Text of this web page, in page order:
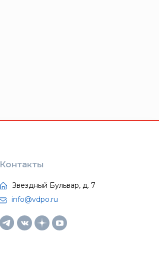
Контакты
Звездный Бульвар, д. 7
info@vdpo.ru